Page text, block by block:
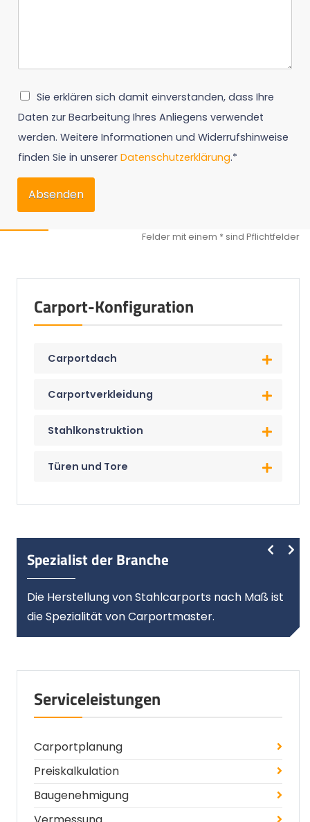
Sie erklären sich damit einverstanden, dass Ihre
Daten zur Bearbeitung Ihres Anliegens verwendet
werden. Weitere Informationen und Widerrufshinweise
finden Sie in unserer Datenschutzerklärung.*
Absenden
Carport-Konfiguration
Carportdach
Carportverkleidung
Stahlkonstruktion
Türen und Tore
Spezialist der Branche
Die Herstellung von Stahlcarports nach Maß ist
die Spezialität von Carportmaster.
Serviceleistungen
Carportplanung
Preiskalkulation
Baugenehmigung